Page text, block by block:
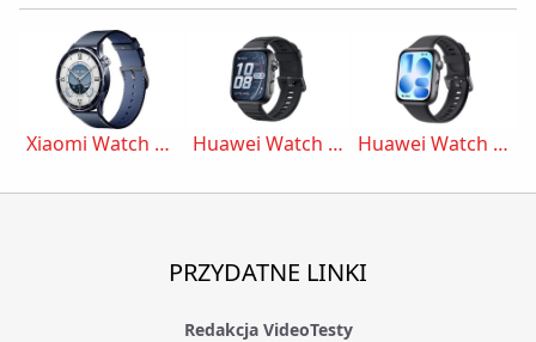
Xiaomi Watch S5 46mm Huawei Watch Fit 5 Pro Huawei Watch Fit 5
PRZYDATNE LINKI
Redakcja VideoTesty